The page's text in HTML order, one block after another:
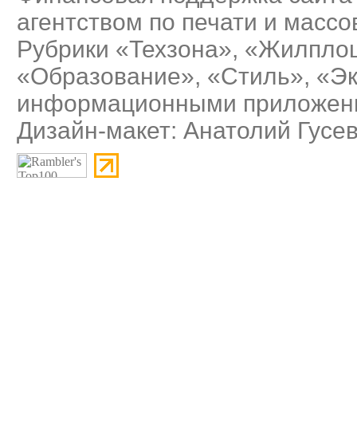
агентством по печати и
Рубрики «Техзона»,
«Образование», «Стиль»,
информационными
Дизайн-макет: Анатолий